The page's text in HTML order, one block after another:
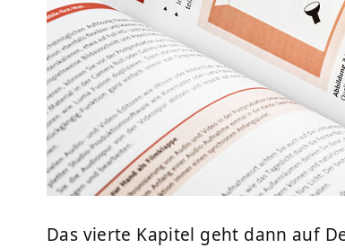
Das vierte Kapitel geht dann auf